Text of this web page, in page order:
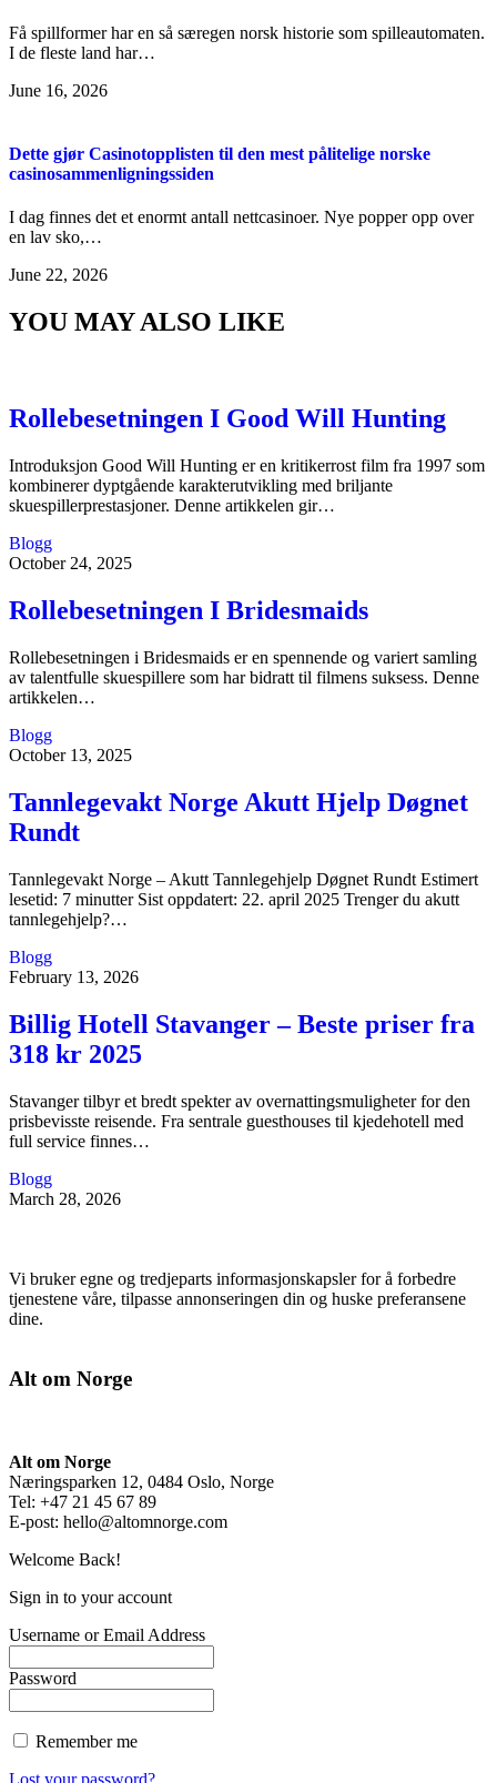
Få spillformer har en så særegen norsk historie som spilleautomaten.
I de fleste land har…
June 16, 2026
Dette gjør Casinotopplisten til den mest pålitelige norske
casinosammenligningssiden
I dag finnes det et enormt antall nettcasinoer. Nye popper opp over
en lav sko,…
June 22, 2026
YOU MAY ALSO LIKE
Rollebesetningen I Good Will Hunting
Introduksjon Good Will Hunting er en kritikerrost film fra 1997 som
kombinerer dyptgående karakterutvikling med briljante
skuespillerprestasjoner. Denne artikkelen gir…
Blogg
October 24, 2025
Rollebesetningen I Bridesmaids
Rollebesetningen i Bridesmaids er en spennende og variert samling
av talentfulle skuespillere som har bidratt til filmens suksess. Denne
artikkelen…
Blogg
October 13, 2025
Tannlegevakt Norge Akutt Hjelp Døgnet
Rundt
Tannlegevakt Norge – Akutt Tannlegehjelp Døgnet Rundt Estimert
lesetid: 7 minutter Sist oppdatert: 22. april 2025 Trenger du akutt
tannlegehjelp?…
Blogg
February 13, 2026
Billig Hotell Stavanger – Beste priser fra
318 kr 2025
Stavanger tilbyr et bredt spekter av overnattingsmuligheter for den
prisbevisste reisende. Fra sentrale guesthouses til kjedehotell med
full service finnes…
Blogg
March 28, 2026
Vi bruker egne og tredjeparts informasjonskapsler for å forbedre
tjenestene våre, tilpasse annonseringen din og huske preferansene
dine.
Alt om Norge
Alt om Norge
Næringsparken 12, 0484 Oslo, Norge
Tel: +47 21 45 67 89
E-post: hello@altomnorge.com
Welcome Back!
Sign in to your account
Username or Email Address
Password
Remember me
Lost your password?